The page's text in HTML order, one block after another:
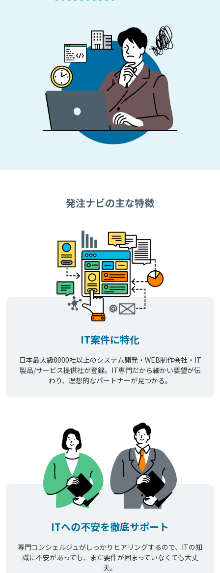
発注ナビの主な特徴
IT案件に特化
日本最大級8000社以上のシステム開発・WEB制作会社・IT
製品/サービス提供社が登録。IT専門だから細かい要望が伝
わり、理想的なパートナーが見つかる。
ITへの不安を徹底サポート
専門コンシェルジュがしっかりヒアリングするので、ITの知
識に不安があっても、まだ要件が固まっていなくても大丈
夫。